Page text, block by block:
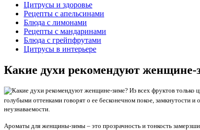
Цитрусы и здоровье
Рецепты с апельсинами
Блюда с лимонами
Рецепты с мандаринами
Блюда с грейпфрутами
Цитрусы в интерьере
Какие духи рекомендуют женщине-
голубыми оттенками говорят о ее бесконечном покое, замкнутости
неузнаваемости.
Ароматы для женщины-зимы – это прозрачность и тонкость